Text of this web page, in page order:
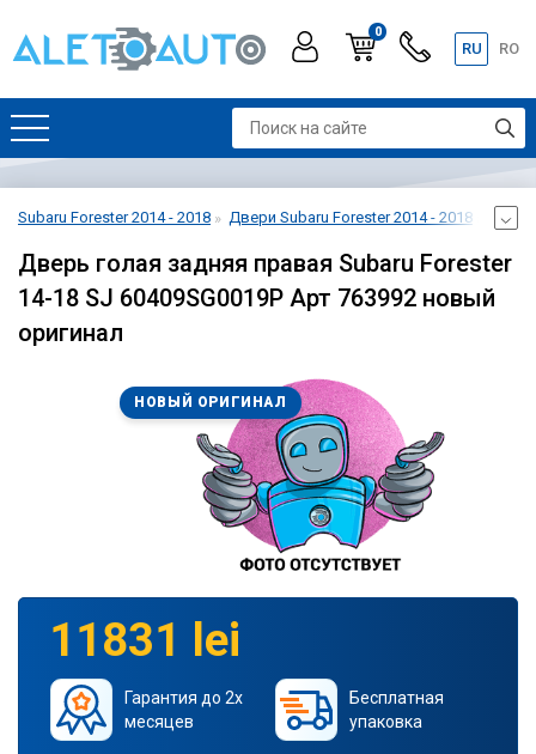
0
RU RO
Subaru Forester 2014 - 2018 Двери Subaru Forester 2014 - 2018
Дверь голая задняя правая Subaru Forester
14-18 SJ 60409SG0019P Арт 763992 новый
оригинал
НОВЫЙ ОРИГИНАЛ
11831 lei
Гарантия до 2х
месяцев
Бесплатная
упаковка